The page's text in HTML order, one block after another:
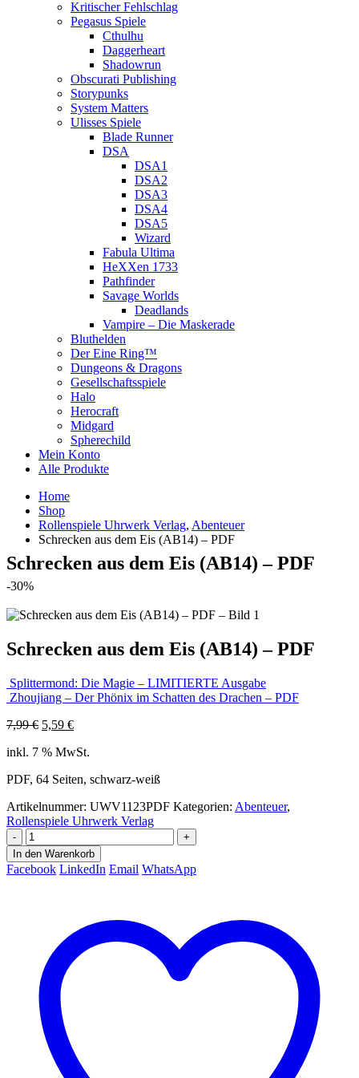
Kritischer Fehlschlag
Pegasus Spiele
Cthulhu
Daggerheart
Shadowrun
Obscurati Publishing
Storypunks
System Matters
Ulisses Spiele
Blade Runner
DSA
DSA1
DSA2
DSA3
DSA4
DSA5
Wizard
Fabula Ultima
HeXXen 1733
Pathfinder
Savage Worlds
Deadlands
Vampire – Die Maskerade
Bluthelden
Der Eine Ring™
Dungeons & Dragons
Gesellschaftsspiele
Halo
Herocraft
Midgard
Spherechild
Mein Konto
Alle Produkte
Home
Shop
Rollenspiele Uhrwerk Verlag, Abenteuer
Schrecken aus dem Eis (AB14) – PDF
Schrecken aus dem Eis (AB14) – PDF
-30%
Schrecken aus dem Eis (AB14) – PDF
Splittermond: Die Magie – LIMITIERTE Ausgabe
Zhoujiang – Der Phönix im Schatten des Drachen – PDF
7,99€ Ursprünglicher
war:
5,59 €Aktueller
ist:
inkl. 7 % MwSt.
PDF, 64 Seiten, schwarz-weiß
Artikelnummer: UWV1123PDF Kategorien: Abenteuer,
Rollenspiele Uhrwerk Verlag
-
+
In den Warenkorb
Facebook LinkedIn Email WhatsApp